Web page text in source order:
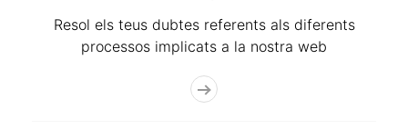
Resol els teus dubtes referents als diferents
processos implicats a la nostra web